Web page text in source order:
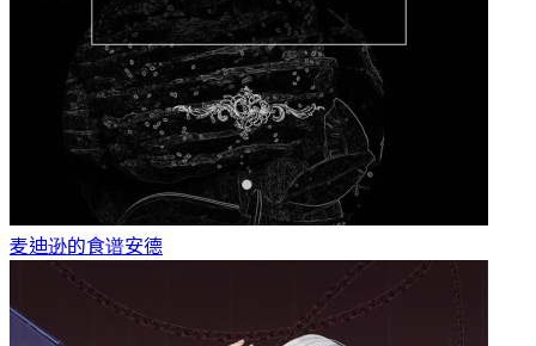
麦迪逊的食谱安德